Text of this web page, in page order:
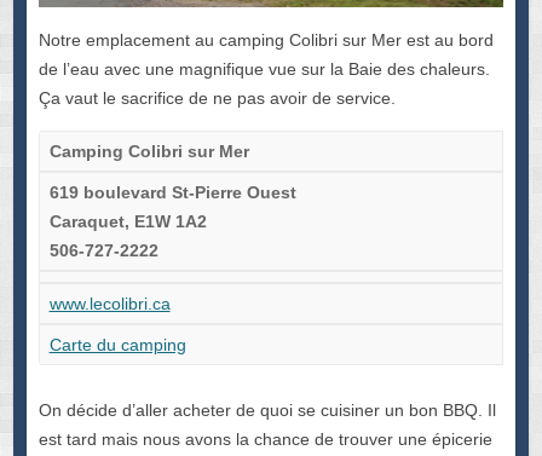
Notre emplacement au camping Colibri sur Mer est au bord
de l’eau avec une magnifique vue sur la Baie des chaleurs.
Ça vaut le sacrifice de ne pas avoir de service.
Camping Colibri sur Mer
619 boulevard St-Pierre Ouest
Caraquet, E1W 1A2
506-727-2222
www.lecolibri.ca
Carte du camping
On décide d’aller acheter de quoi se cuisiner un bon BBQ. Il
est tard mais nous avons la chance de trouver une épicerie